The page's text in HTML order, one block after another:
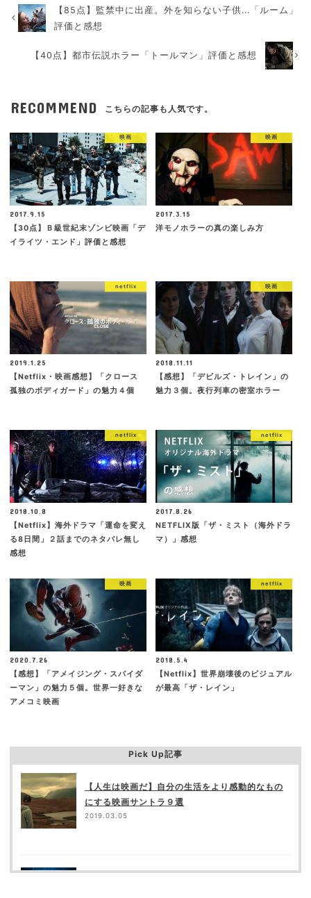
【85点】監禁中に出産。外を知らない子供...「ルーム」
評価と感想
【40点】都市伝説ホラー「トールマン」評価と感想
RECOMMEND こちらの記事も人気です。
映画
2017.9.15
【30点】Ｂ級世紀末ゾンビ映画「デ
イライツ・エンド」評価と感想
映画
2017.3.15
洋モノホラーの真の楽しみ方
netflix
2019.1.25
【Netflix・映画感想】「クロース
孤独のボディガード」の魅力４個
映画
2018.11.11
【感想】「デビルズ・トレイン」の
魅力３個。夜行列車の密室ホラー
netflix
2018.10.8
【Netflix】海外ドラマ「運命を変え
る8日間」２話までのネタバレ無し
感想
netflix
2017.8.26
NETFLIX版「ザ・ミスト（海外ドラ
マ）」感想
映画
2020.7.26
【感想】「アメイジング・スパイダ
ーマン」の魅力５個。世界一好きな
アメコミ映画
netflix
2018.5.4
【Netflix】世界崩壊後のビジュアル
が最高「ザ・レイン」
Pick Up記事
【人生は映画だ】自分の生活をより感動的なもの
にする映画サントラ９選
2019.03.05